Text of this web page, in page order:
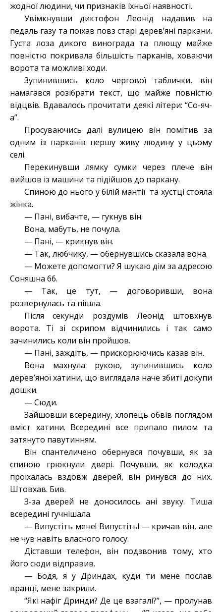
жодної людини, чи признаків їхньої наявності.
Увімкнувши диктофон Леонід надавив на
педаль газу та поїхав повз старі дерев’яні паркани.
Густа лоза дикого винограда та плющу майже
повністю покривала більшість парканів, ховаючи
ворота та можливі ходи.
Зупинившись коло чергової таблички, він
намагався розібрати текст, що майже повністю
відцвів. Вдавалось прочитати деякі літери: “Со-яч-
а”.
Просуваючись далі вулицею він помітив за
одним із парканів першу живу людину у цьому
селі.
Перекинувши лямку сумки через плече він
вийшов із машини та підійшов до паркану.
Спиною до нього у білій мантії та хустці стояла
жінка.
— Пані, вибачте, — гукнув він.
Вона, мабуть, не почула.
— Пані, — крикнув він.
— Так, любчику, — обернувшись сказала вона.
— Можете допомогти? Я шукаю дім за адресою
Соняшна 66.
— Так, це тут, — договоривши, вона
розвернулась та пішла.
Після секунди роздумів Леонід штовхнув
ворота. Ті зі скрипом відчинились і так само
зачинились коли він пройшов.
— Пані, заждіть, — прискорюючись казав він.
Вона махнула рукою, зупинившись коло
дерев’яної хатини, що виглядала наче збиті докупи
дошки.
— Сюди.
Зайшовши всередину, хлопець обвів поглядом
вміст хатини. Всередині все припало пилом та
затянуто павутинням.
Він спантеличено обернувся почувши, як за
спиною грюкнули двері. Почувши, як колодка
проїхалась вздовж дверей, він ринувся до них.
Штовхав. Бив.
З-за дверей не доносилось ані звуку. Тиша
всередині гучнішала.
— Випустіть мене! Випустіть! — кричав він, але
не чув навіть власного голосу.
Діставши телефон, він подзвонив тому, хто
його сюди відправив.
— Бодя, я у Дриндах, куди ти мене послав
вранці, мене закрили.
“Які нафіг Дринди? Де це взагалі?”, — пролунав